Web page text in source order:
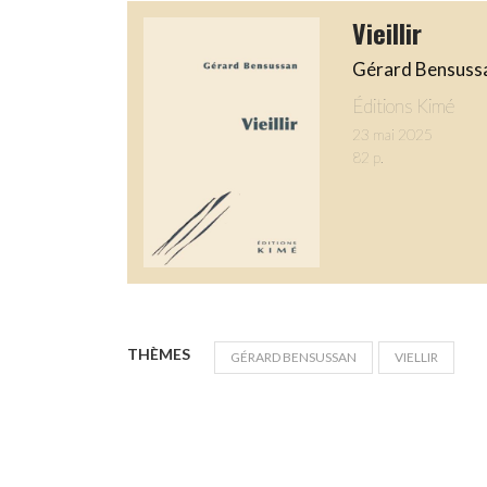
Vieillir
Gérard
Éditions Kimé
23 mai 2025
82 p.
THÈMES GÉRARD BENSUSSAN VIELLIR